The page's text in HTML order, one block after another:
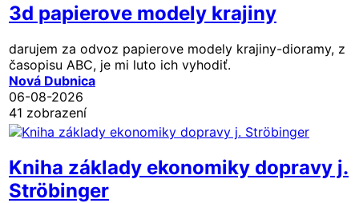
3d papierove modely krajiny
darujem za odvoz papierove modely krajiny-dioramy, z
časopisu ABC, je mi luto ich vyhodiť.
Nová Dubnica
06-08-2026
41 zobrazení
Kniha základy ekonomiky dopravy j.
Ströbinger